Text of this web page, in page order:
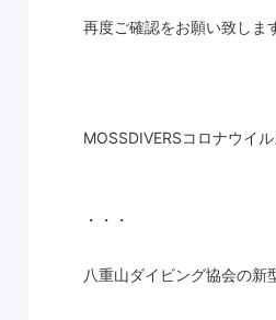
再度ご確認をお願い致しま
MOSSDIVERSコロナウイ
・・・
八重山ダイビング協会の新